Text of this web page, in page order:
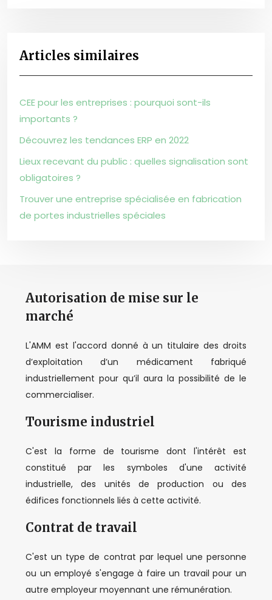
Articles similaires
CEE pour les entreprises : pourquoi sont-ils
importants ?
Découvrez les tendances ERP en 2022
Lieux recevant du public : quelles signalisation sont
obligatoires ?
Trouver une entreprise spécialisée en fabrication
de portes industrielles spéciales
Autorisation de mise sur le
marché
L'AMM est l'accord donné à un titulaire des droits
d’exploitation d’un médicament fabriqué
industriellement pour qu’il aura la possibilité de le
commercialiser.
Tourisme industriel
C'est la forme de tourisme dont l'intérêt est
constitué par les symboles d'une activité
industrielle, des unités de production ou des
édifices fonctionnels liés à cette activité.
Contrat de travail
C'est un type de contrat par lequel une personne
ou un employé s'engage à faire un travail pour un
autre employeur moyennant une rémunération.